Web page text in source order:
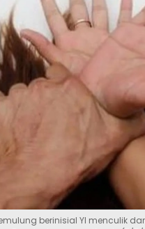
berinisial YI menculik